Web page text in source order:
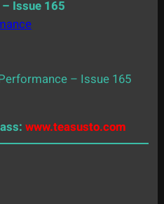
Issue 165
– Issue 165
www.teasusto.com